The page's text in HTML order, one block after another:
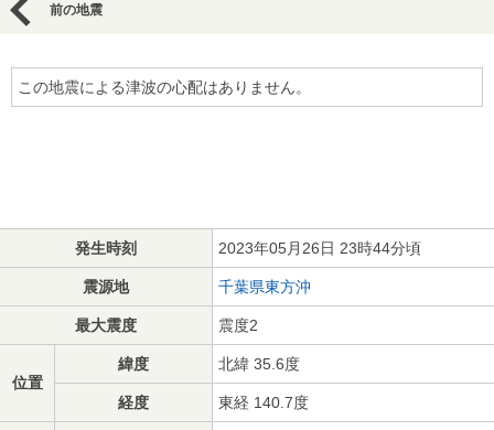
前の地震
この地震による津波の心配はありません。
発生時刻 2023年05月26日 23時44分頃
震源地 千葉県東方沖
最大震度 震度2
位置
緯度 北緯 35.6度
経度 東経 140.7度